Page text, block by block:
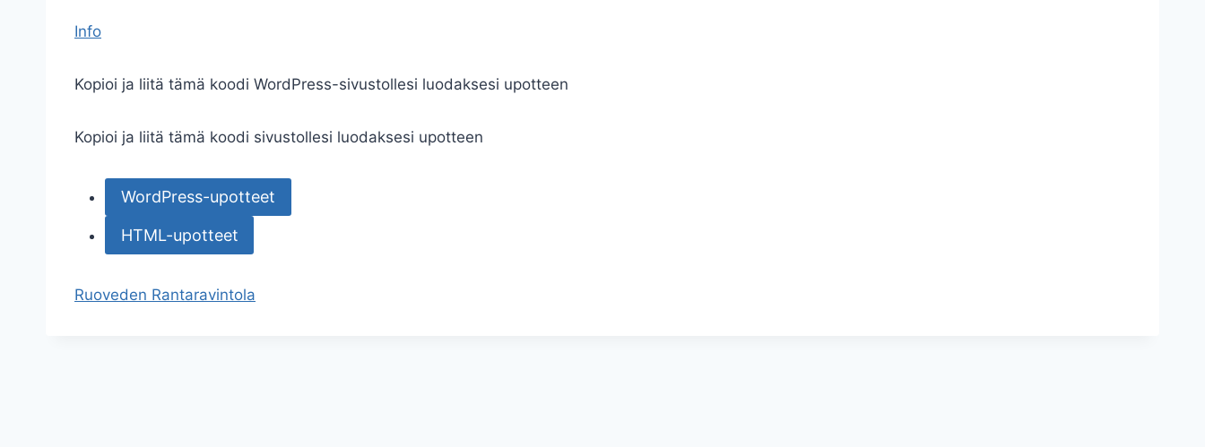
Info
Kopioi ja liitä tämä koodi WordPress-sivustollesi luodaksesi upotteen
Kopioi ja liitä tämä koodi sivustollesi luodaksesi upotteen
WordPress-upotteet
HTML-upotteet
Ruoveden Rantaravintola